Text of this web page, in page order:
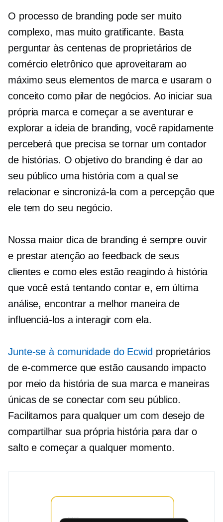
O processo de branding pode ser muito
complexo, mas muito gratificante. Basta
perguntar às centenas de proprietários de
comércio eletrônico que aproveitaram ao
máximo seus elementos de marca e usaram o
conceito como pilar de negócios. Ao iniciar sua
própria marca e começar a se aventurar e
explorar a ideia de branding, você rapidamente
perceberá que precisa se tornar um contador
de histórias. O objetivo do branding é dar ao
seu público uma história com a qual se
relacionar e sincronizá-la com a percepção que
ele tem do seu negócio.
Nossa maior dica de branding é sempre ouvir
e prestar atenção ao feedback de seus
clientes e como eles estão reagindo à história
que você está tentando contar e, em última
análise, encontrar a melhor maneira de
influenciá-los a interagir com ela.
Junte-se à comunidade do Ecwid proprietários
de e-commerce que estão causando impacto
por meio da história de sua marca e maneiras
únicas de se conectar com seu público.
Facilitamos para qualquer um com desejo de
compartilhar sua própria história para dar o
salto e começar a qualquer momento.